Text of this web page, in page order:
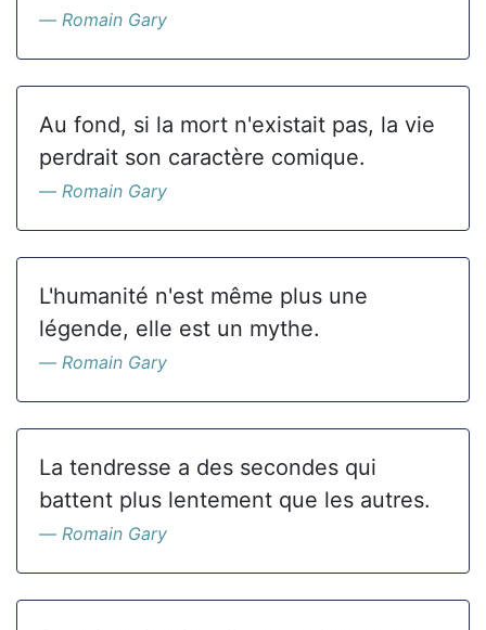
Romain Gary
Au fond, si la mort n'existait pas, la vie
perdrait son caractère comique.
Romain Gary
L'humanité n'est même plus une
légende, elle est un mythe.
Romain Gary
La tendresse a des secondes qui
battent plus lentement que les autres.
Romain Gary